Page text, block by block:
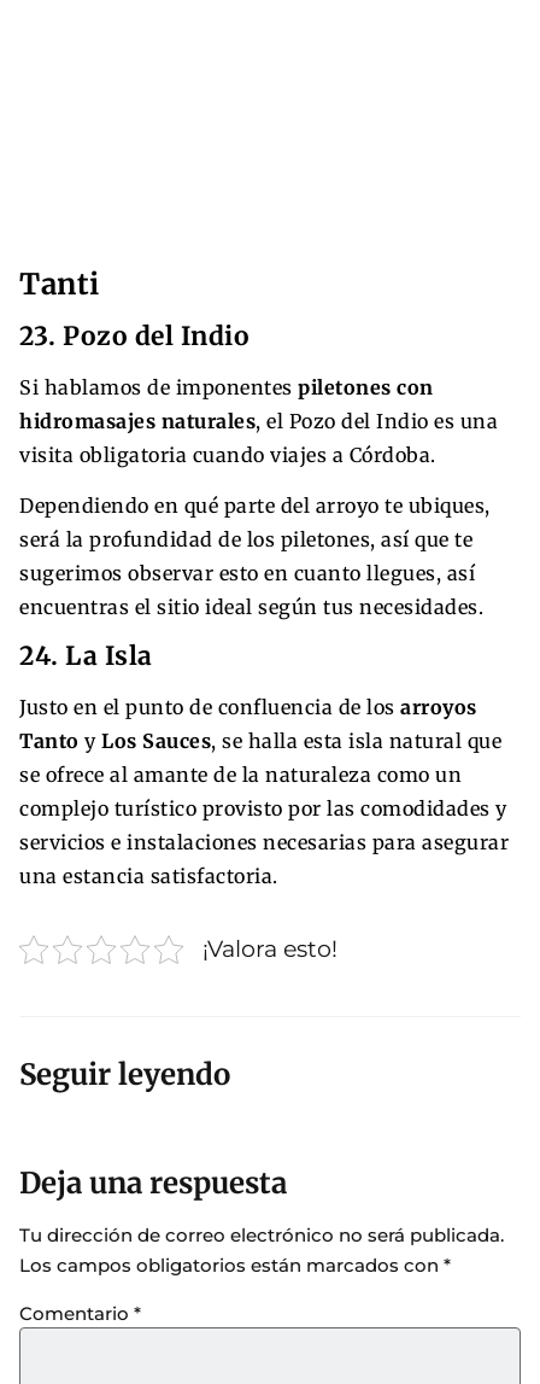
Tanti
23. Pozo del Indio
Si hablamos de imponentes piletones con
hidromasajes naturales, el Pozo del Indio es una
visita obligatoria cuando viajes a Córdoba.
Dependiendo en qué parte del arroyo te ubiques,
será la profundidad de los piletones, así que te
sugerimos observar esto en cuanto llegues, así
encuentras el sitio ideal según tus necesidades.
24. La Isla
Justo en el punto de confluencia de los arroyos
Tanto y Los Sauces, se halla esta isla natural que
se ofrece al amante de la naturaleza como un
complejo turístico provisto por las comodidades y
servicios e instalaciones necesarias para asegurar
una estancia satisfactoria.
¡Valora esto!
Seguir leyendo
Deja una respuesta
Tu dirección de correo electrónico no será publicada.
Los campos obligatorios están marcados con *
Comentario *